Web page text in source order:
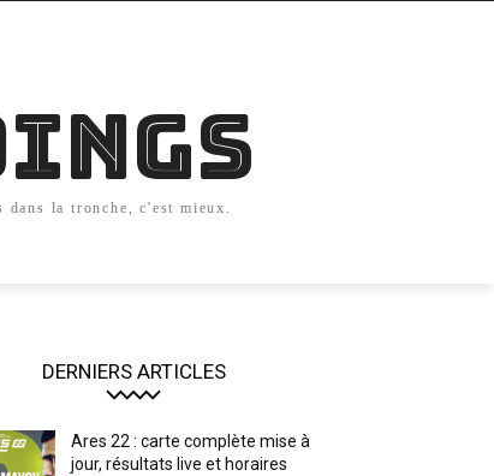
la tronche, c'est mieux.
DERNIERS ARTICLES
Ares 22 : carte complète mise à
jour, résultats live et horaires